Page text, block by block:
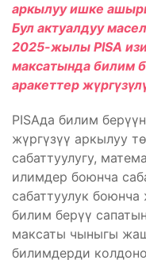
аркылуу ишке
Бул актуалдуу
2025-жылы PISA
максатында билим
аракеттер
PISAда билим
жүргүзүү аркылуу
сабаттуулугу,
илимдер боюнча
сабаттуулук боюнча
билим берүү
максаты чыныгы
билимдерди